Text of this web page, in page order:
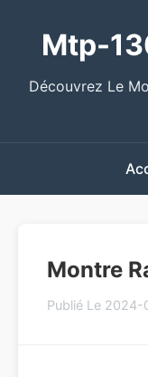
Mtp-
Découvrez Le
Montre
Publié Le